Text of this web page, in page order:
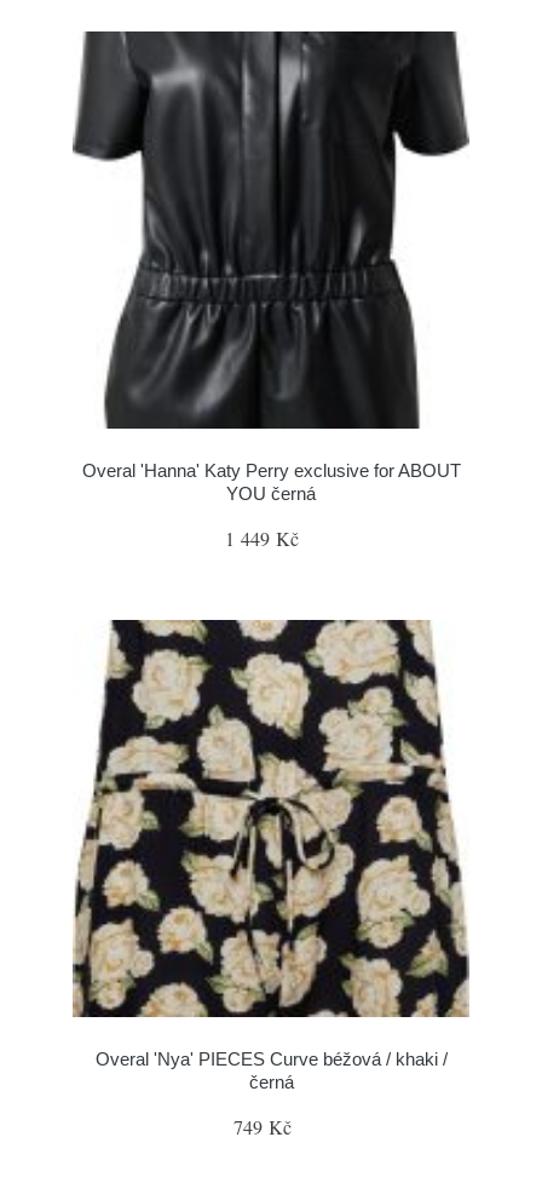
Overal 'Hanna' Katy Perry exclusive for ABOUT
YOU černá
1 449 Kč
Overal 'Nya' PIECES Curve béžová / khaki /
černá
749 Kč